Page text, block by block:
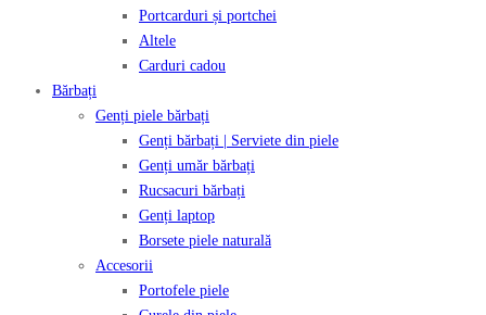
Portcarduri și portchei
Altele
Carduri cadou
Bărbați
Genți piele bărbați
Genți bărbați | Serviete din piele
Genți umăr bărbați
Rucsacuri bărbați
Genți laptop
Borsete piele naturală
Accesorii
Portofele piele